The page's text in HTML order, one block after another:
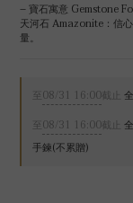
– 寶石寓意 Gemstone
天河石 Amazonite：信
量。
至08/31 16:00截止
至08/31 16:00截止
手鍊(不累贈)